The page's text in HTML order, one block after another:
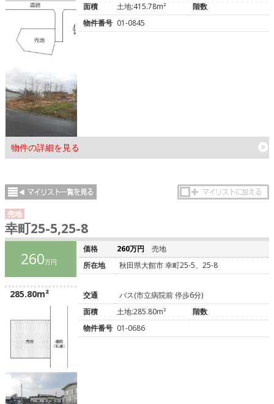
物件の詳細を見る
面積
土地:415.78m²
階数
物件番号 01-0845
売地
幸町25-5,25-8
260万円
285.80m²
価格 260万円
売地
所在地
秋田県大館市 幸町25-5、25-8
交通
バス(市立病院前 停歩6分)
面積
土地:285.80m²
階数
物件番号 01-0686